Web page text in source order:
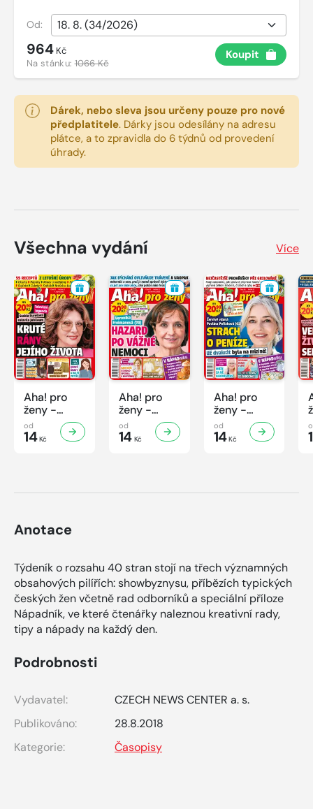
Od:
964 Kč
Na stánku:1066 Kč
Koupit
Dárek, nebo sleva jsou určeny pouze pro nové
předplatitele. Dárky jsou odesílány na adresu
plátce, a to zpravidla do 6 týdnů od provedení
úhrady.
Všechna vydání Více
Aha! pro
ženy -
32/2026
od
14Kč
Aha! pro
ženy -
31/2026
od
14Kč
Aha! pro
ženy -
30/2026
od
14Kč
Anotace
Týdeník o rozsahu 40 stran stojí na třech významných
obsahových pilířích: showbyznysu, příbězích typických
českých žen včetně rad odborníků a speciální příloze
Nápadník, ve které čtenářky naleznou kreativní rady,
tipy a nápady na každý den.
Podrobnosti
Vydavatel:
CZECH NEWS CENTER a. s.
Publikováno:
28.8.2018
Kategorie:
Časopisy